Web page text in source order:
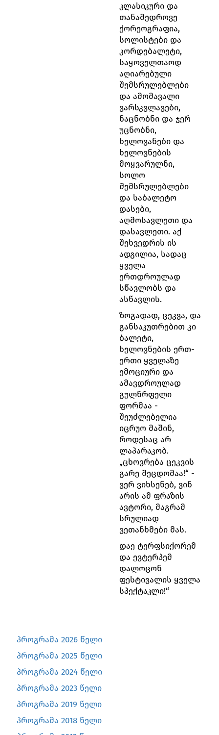
კლასიკური და
თანამედროვე
ქორეოგრაფია,
სოლისტები და
კორდებალეტი,
საყოველთაოდ
აღიარებული
შემსრულებლები
და ამომავალი
ვარსკვლავები,
ნაცნობნი და ჯერ
უცნობნი,
ხელოვანები და
ხელოვნების
მოყვარულნი,
სოლო
შემსრულებლები
და საბალეტო
დასები,
აღმოსავლეთი და
დასავლეთი. აქ
შეხვედრის ის
ადგილია, სადაც
ყველა
ერთდროულად
სწავლობს და
ასწავლის.
ზოგადად, ცეკვა, და
განსაკუთრებით კი
ბალეტი,
ხელოვნების ერთ-
ერთი ყველაზე
ემოციური და
ამავდროულად
გულწრფელი
ფორმაა -
შეუძლებელია
იცრუო მაშინ,
როდესაც არ
ლაპარაკობ.
„ცხოვრება ცეკვის
გარე შეცდომაა!“ -
ვერ ვიხსენებ, ვინ
არის ამ ფრაზის
ავტორი, მაგრამ
სრულიად
ვეთანხმები მას.
დაე ტერფსიქორემ
და ევტერპემ
დალოცონ
ფესტივალის ყველა
სპექტაკლი!“
პროგრამა 2026 წელი
პროგრამა 2025 წელი
პროგრამა 2024 წელი
პროგრამა 2023 წელი
პროგრამა 2019 წელი
პროგრამა 2018 წელი